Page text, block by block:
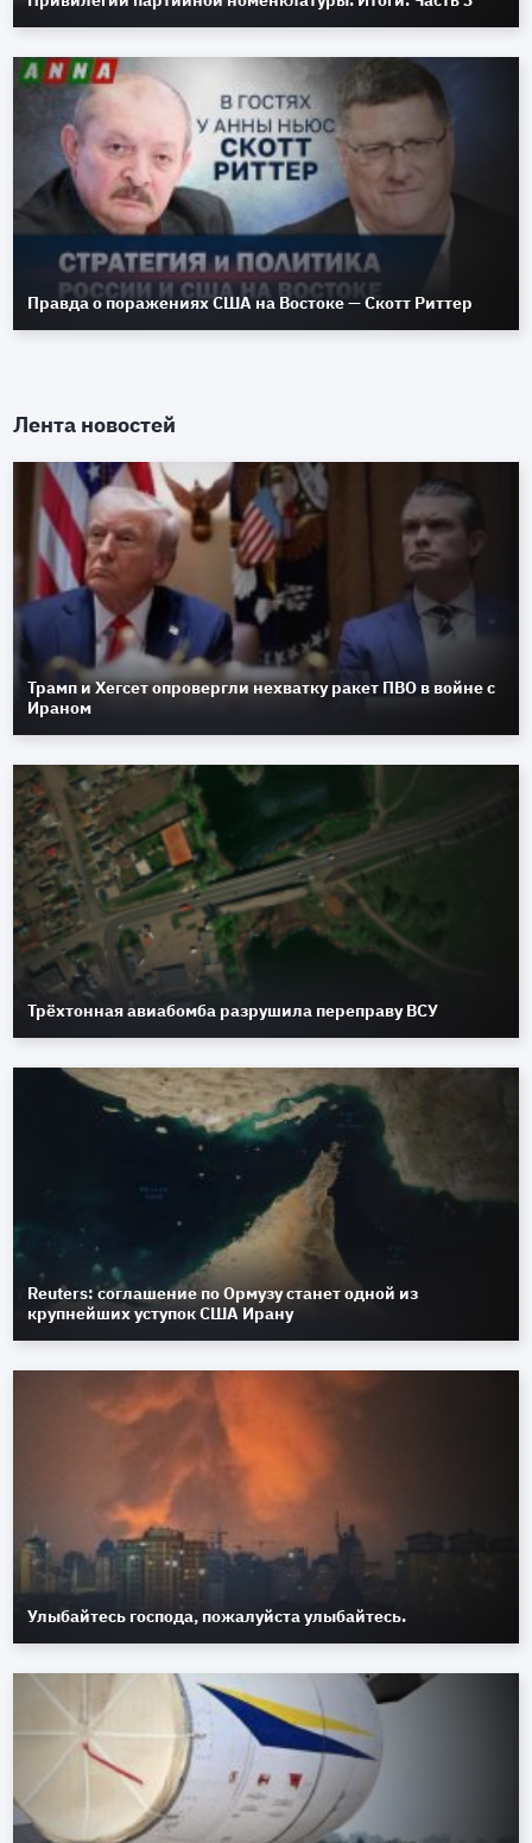
Правда о поражениях США на Востоке — Скотт Риттер
Лента новостей
Трамп и Хегсет опровергли нехватку ракет ПВО в войне с
Ираном
Трёхтонная авиабомба разрушила переправу ВСУ
Reuters: соглашение по Ормузу станет одной из
крупнейших уступок США Ирану
Улыбайтесь господа, пожалуйста улыбайтесь.